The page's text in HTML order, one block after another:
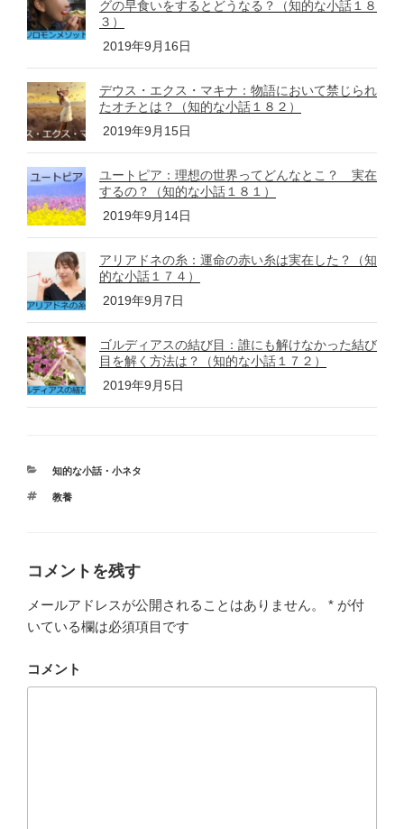
グの早食いをするとどうなる？（知的な小話１８
３）
2019年9月16日
デウス・エクス・マキナ：物語において禁じられ
たオチとは？（知的な小話１８２）
2019年9月15日
ユートピア：理想の世界ってどんなとこ？ 実在
するの？（知的な小話１８１）
2019年9月14日
アリアドネの糸：運命の赤い糸は実在した？（知
的な小話１７４）
2019年9月7日
ゴルディアスの結び目：誰にも解けなかった結び
目を解く方法は？（知的な小話１７２）
2019年9月5日
カ
ゴ
知的な小話・小ネタ
タ
教養
コメントを残す
メールアドレスが公開されることはありません。 * が付
いている欄は必須項目です
コメント